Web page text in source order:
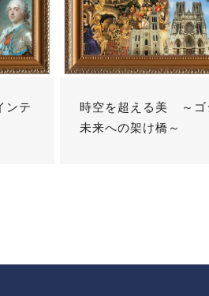
ンテ
時空を超える美 ～ゴ
未来への架け橋～